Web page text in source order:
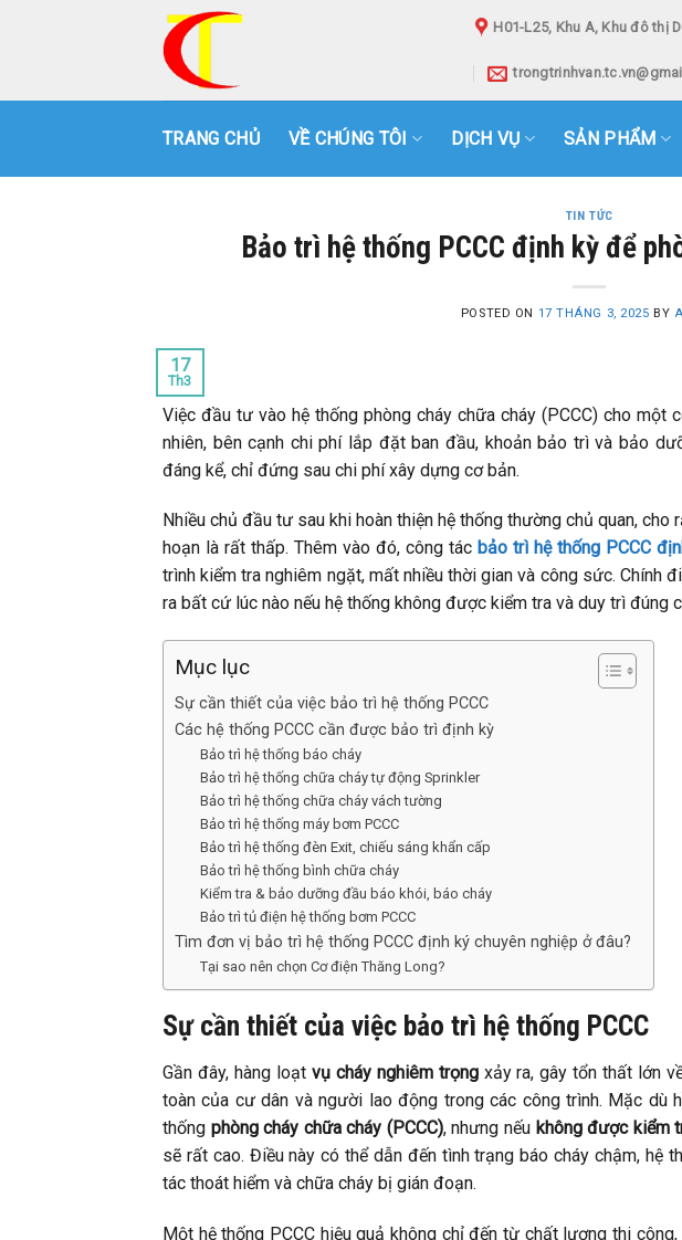
H01-L25, Khu A, Khu đô thị
TRANG CHỦ VỀ CHÚNG TÔI DỊCH VỤ SẢN PHẨM
TIN TỨC
Bảo trì hệ thống PCCC định kỳ để
POSTED ON 17 THÁNG 3, 2025 BY
17
Th3
Việc đầu tư vào hệ thống phòng cháy chữa cháy (PCCC) cho một
nhiên, bên cạnh chi phí lắp đặt ban đầu, khoản bảo trì và bảo
đáng kể, chỉ đứng sau chi phí xây dựng cơ bản.
Nhiều chủ đầu tư sau khi hoàn thiện hệ thống thường chủ quan, cho
hoạn là rất thấp. Thêm vào đó, công tác bảo trì hệ thống PCCC
trình kiểm tra nghiêm ngặt, mất nhiều thời gian và công sức. Chính
ra bất cứ lúc nào nếu hệ thống không được kiểm tra và duy trì đúng
Mục lục
Sự cần thiết của việc bảo trì hệ thống PCCC
Các hệ thống PCCC cần được bảo trì định kỳ
Bảo trì hệ thống báo cháy
Bảo trì hệ thống chữa cháy tự động Sprinkler
Bảo trì hệ thống chữa cháy vách tường
Bảo trì hệ thống máy bơm PCCC
Bảo trì hệ thống đèn Exit, chiếu sáng khẩn cấp
Bảo trì hệ thống bình chữa cháy
Kiểm tra & bảo dưỡng đầu báo khói, báo cháy
Bảo trì tủ điện hệ thống bơm PCCC
Tìm đơn vị bảo trì hệ thống PCCC định ký chuyên nghiệp ở đâu?
Tại sao nên chọn Cơ điện Thăng Long?
Sự cần thiết của việc bảo trì hệ thống PCCC
Gần đây, hàng loạt vụ cháy nghiêm trọngxảy ra, gây tổn thất lớn
toàn của cư dân và người lao động trong các công trình. Mặc dù
thống phòng cháy chữa cháy (PCCC), nhưng nếu không được kiểm
sẽ rất cao. Điều này có thể dẫn đến tình trạng báo cháy chậm, hệ
tác thoát hiểm và chữa cháy bị gián đoạn.
Một hệ thống PCCC hiệu quả không chỉ đến từ chất lượng thi